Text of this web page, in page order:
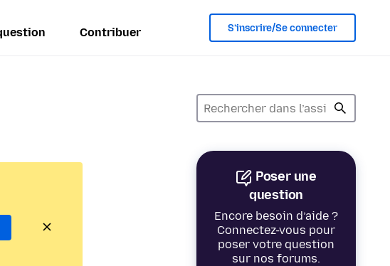
Contribuer S’inscrire/Se connecter
Poser une
question
Encore besoin d’aide ?
Connectez-vous pour
poser votre question
sur nos forums.